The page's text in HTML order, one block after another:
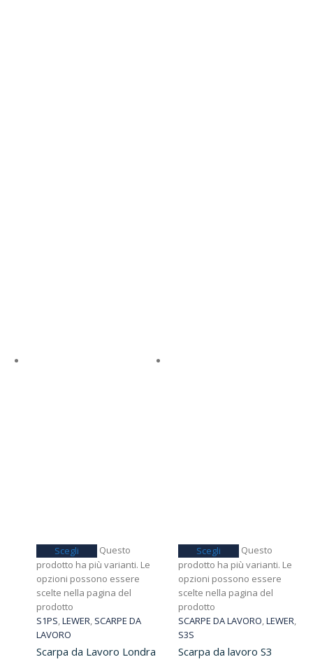
Scegli
Questo
prodotto ha più varianti. Le
opzioni possono essere
scelte nella pagina del
prodotto
S1PS,LEWER, SCARPE DA
LAVORO
Scarpa da Lavoro Londra
Scegli
Questo
prodotto ha più varianti. Le
opzioni possono essere
scelte nella pagina del
prodotto
SCARPE DA LAVORO,LEWER,
S3S
Scarpa da lavoro S3